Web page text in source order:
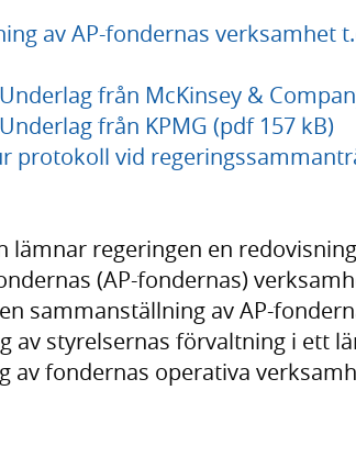
av AP-fondernas verksamhet
från McKinsey &
från KPMG (pdf 157 kB)
protokoll vid
lämnar regeringen en
(AP-fondernas)
sammanställning av AP-
av styrelsernas förvaltning i ett
av fondernas operativa